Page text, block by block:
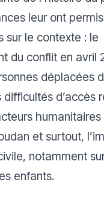
leur ont
sur le contexte : le
du conflit en avril
déplacées
difficultés d’accès
et surtout,
notamment
enfants.